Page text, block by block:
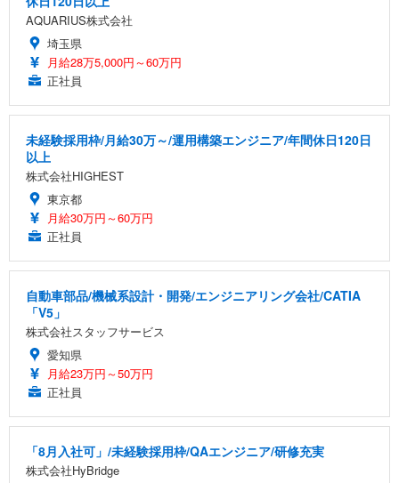
AQUARIUS株式会社
埼玉県
月給28万5,000円～60万円
正社員
未経験採用枠/月給30万～/運用構築エンジニア/年間休日120日
以上
株式会社HIGHEST
東京都
月給30万円～60万円
正社員
自動車部品/機械系設計・開発/エンジニアリング会社/CATIA
「V5」
株式会社スタッフサービス
愛知県
月給23万円～50万円
正社員
「8月入社可」/未経験採用枠/QAエンジニア/研修充実
株式会社HyBridge